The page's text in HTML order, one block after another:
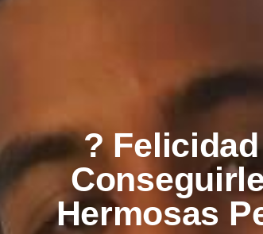
?
Hermosas